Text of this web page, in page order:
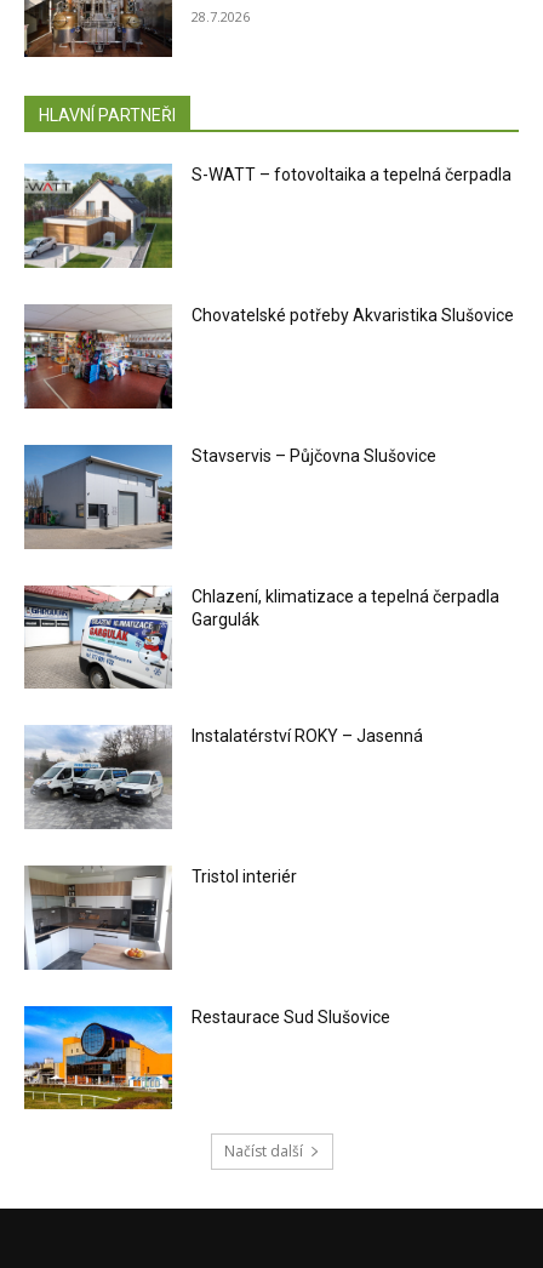
28.7.2026
HLAVNÍ PARTNEŘI
S-WATT – fotovoltaika a tepelná čerpadla
Chovatelské potřeby Akvaristika Slušovice
Stavservis – Půjčovna Slušovice
Chlazení, klimatizace a tepelná čerpadla
Gargulák
Instalatérství ROKY – Jasenná
Tristol interiér
Restaurace Sud Slušovice
Načíst další